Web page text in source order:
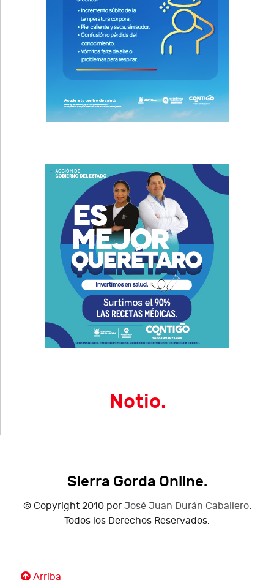
Notio.
Sierra Gorda Online.
© Copyright 2010 por José Juan Durán Caballero.
Todos los Derechos Reservados.
Arriba